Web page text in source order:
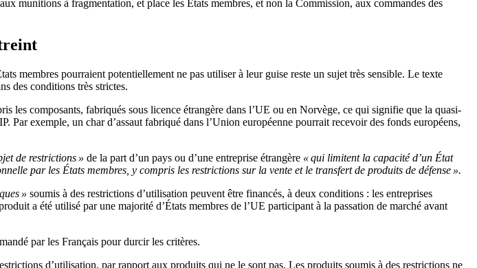
munitions à fragmentation, et place les États membres, et non la Commission, aux commandes des
membres pourraient potentiellement ne pas utiliser à leur guise reste un sujet très sensible. Le texte
des conditions très strictes.
les composants, fabriqués sous licence étrangère dans l’UE ou en Norvège, ce qui signifie que la quasi-
Par exemple, un char d’assaut fabriqué dans l’Union européenne pourrait recevoir des fonds européens,
de restrictions » de la part d’un pays ou d’une entreprise étrangère « qui limitent la capacité d’un État
par les États membres, y compris les restrictions sur la vente et le transfert de produits de défense ».
» soumis à des restrictions d’utilisation peuvent être financés, à deux conditions : les entreprises
a été utilisé par une majorité d’États membres de l’UE participant à la passation de marché avant
par les Français pour durcir les critères.
d’utilisation, par rapport aux produits qui ne le sont pas. Les produits soumis à des restrictions ne